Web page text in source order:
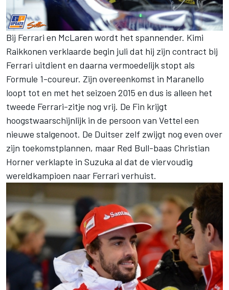
Bij Ferrari en McLaren wordt het spannender. Kimi
Raikkonen verklaarde begin juli dat hij zijn contract bij
Ferrari uitdient en daarna vermoedelijk stopt als
Formule 1-coureur. Zijn overeenkomst in Maranello
loopt tot en met het seizoen 2015 en dus is alleen het
tweede Ferrari-zitje nog vrij. De Fin krijgt
hoogstwaarschijnlijk in de persoon van Vettel een
nieuwe stalgenoot. De Duitser zelf zwijgt nog even over
zijn toekomstplannen, maar Red Bull-baas Christian
Horner verklapte in Suzuka al dat de viervoudig
wereldkampioen naar Ferrari verhuist.